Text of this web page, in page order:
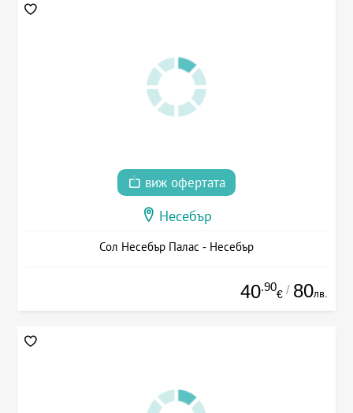
виж офертата
Несебър
Сол Несебър Палас - Несебър
40.90
€ / 80лв.